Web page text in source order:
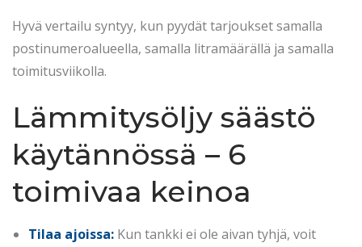
Hyvä vertailu syntyy, kun pyydät tarjoukset samalla
postinumeroalueella, samalla litramäärällä ja samalla
toimitusviikolla.
Lämmitysöljy säästö
käytännössä – 6
toimivaa keinoa
Tilaa ajoissa: Kun tankki ei ole aivan tyhjä, voit